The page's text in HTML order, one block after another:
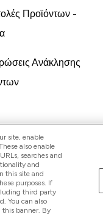
Προϊόντων -
Ανάκλησης
site, enable
also enable
searches and
and
this site and
purposes. If
third party
You can also
this banner. By